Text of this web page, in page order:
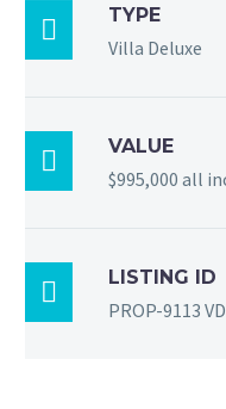
 TYPE
Villa Deluxe
 VALUE
$995,000 all
 LISTING ID
PROP-9113 VD